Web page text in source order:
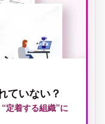
ていない？
“定着する組織”に